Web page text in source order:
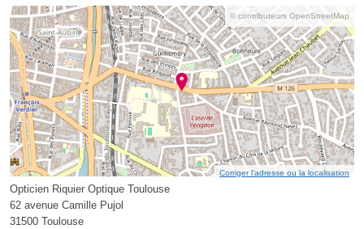
© contributeurs OpenStreetMap
Corriger l’adresse ou la localisation
Opticien Riquier Optique Toulouse
62 avenue Camille Pujol
31500 Toulouse